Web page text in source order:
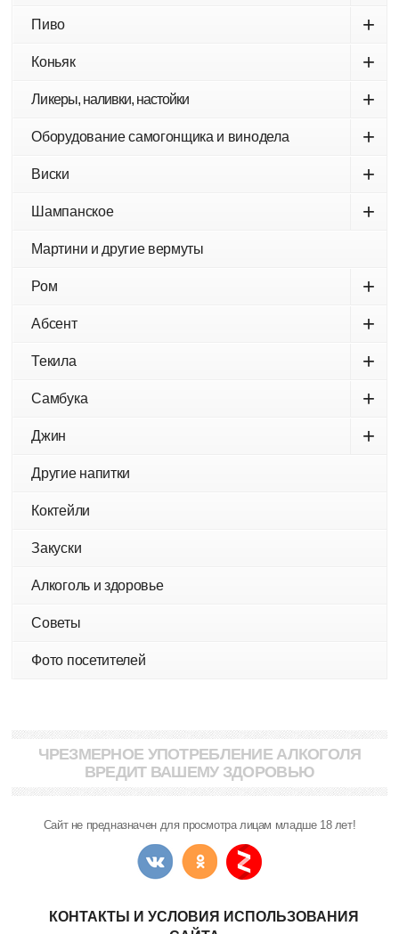
Пиво +
Коньяк +
Ликеры, наливки, настойки +
Оборудование самогонщика и винодела +
Виски +
Шампанское +
Мартини и другие вермуты
Ром +
Абсент +
Текила +
Самбука +
Джин +
Другие напитки
Коктейли
Закуски
Алкоголь и здоровье
Советы
Фото посетителей
ЧРЕЗМЕРНОЕ УПОТРЕБЛЕНИЕ АЛКОГОЛЯ
ВРЕДИТ ВАШЕМУ ЗДОРОВЬЮ
Сайт не предназначен для просмотра лицам младше 18 лет!
КОНТАКТЫ И УСЛОВИЯ ИСПОЛЬЗОВАНИЯ